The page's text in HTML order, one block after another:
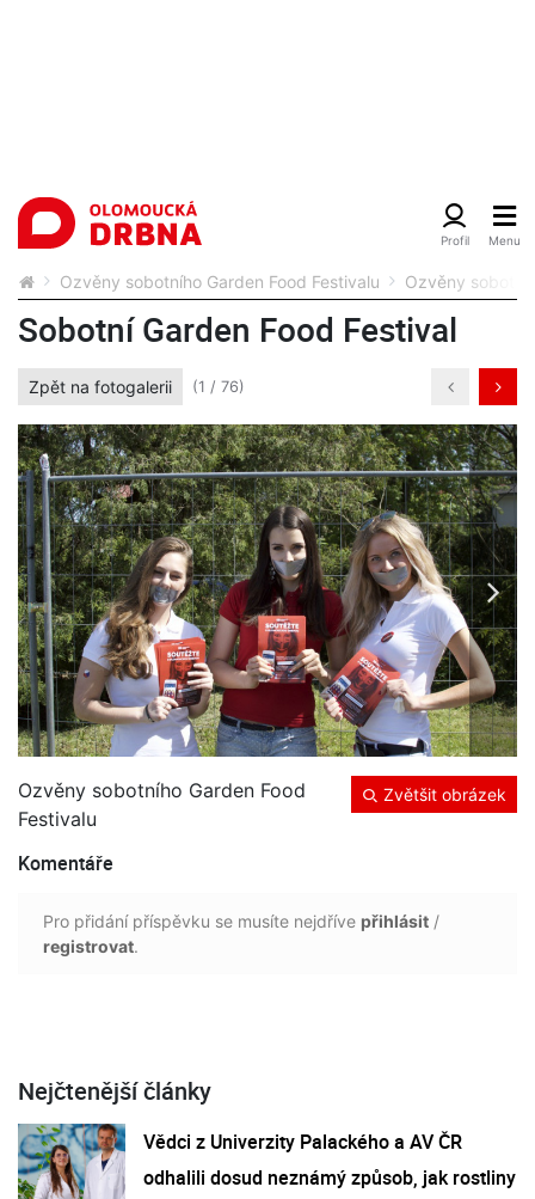
Ozvěny sobotního Garden Food Festivalu Ozvěny
Sobotní Garden Food Festival
Zpět na fotogalerii (1 / 76)
Zvětšit obrázek
Ozvěny sobotního Garden Food
Festivalu
Komentáře
Pro přidání příspěvku se musíte nejdříve přihlásit /
registrovat.
Nejčtenější články
Vědci z Univerzity Palackého a AV ČR
odhalili dosud neznámý způsob, jak rostliny